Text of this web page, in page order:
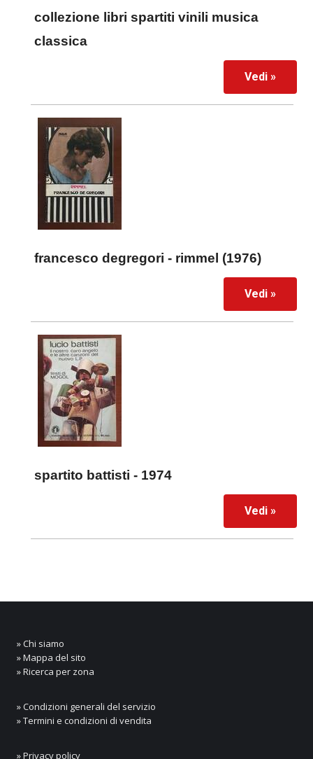
collezione libri spartiti vinili musica
classica
Vedi »
francesco degregori - rimmel (1976)
Vedi »
spartito battisti - 1974
Vedi »
» Chi siamo
» Mappa del sito
» Ricerca per zona
» Condizioni generali del servizio
» Termini e condizioni di vendita
» Privacy policy